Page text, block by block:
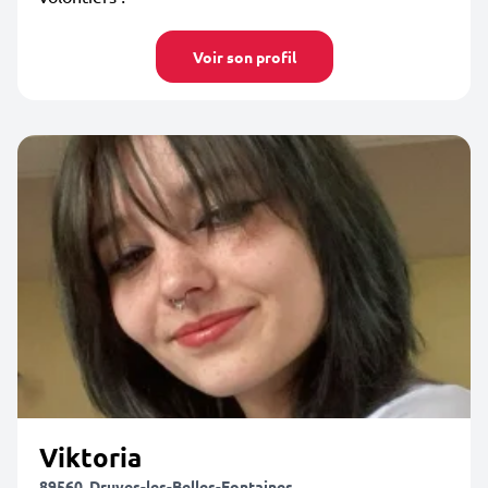
Voir son profil
Viktoria